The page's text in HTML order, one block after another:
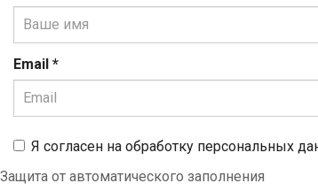
Email *
Я согласен на обработку персональных
Защита от автоматического заполнения